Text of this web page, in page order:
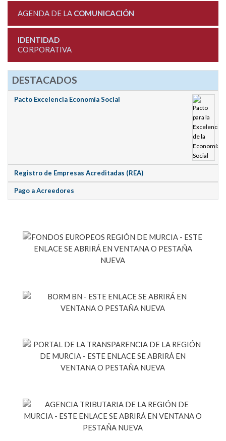
AGENDA DE LA COMUNICACIÓN
IDENTIDAD
CORPORATIVA
DESTACADOS
Pacto Excelencia Economía Social
Registro de Empresas Acreditadas (REA)
Pago a Acreedores